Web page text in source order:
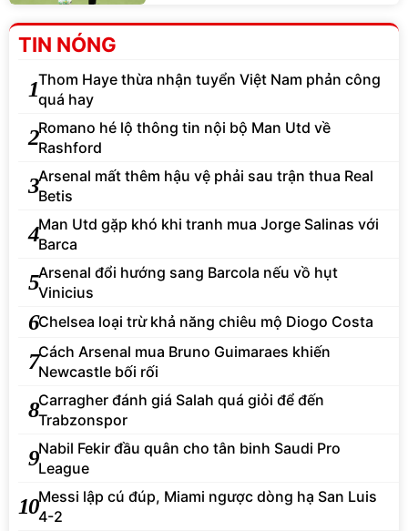
TIN NÓNG
1Thom Haye thừa nhận tuyển Việt Nam phản công
quá hay
2Romano hé lộ thông tin nội bộ Man Utd về
Rashford
3Arsenal mất thêm hậu vệ phải sau trận thua Real
Betis
4Man Utd gặp khó khi tranh mua Jorge Salinas với
Barca
5Arsenal đổi hướng sang Barcola nếu vồ hụt
Vinicius
6Chelsea loại trừ khả năng chiêu mộ Diogo Costa
7Cách Arsenal mua Bruno Guimaraes khiến
Newcastle bối rối
8Carragher đánh giá Salah quá giỏi để đến
Trabzonspor
9Nabil Fekir đầu quân cho tân binh Saudi Pro
League
10Messi lập cú đúp, Miami ngược dòng hạ San Luis
4-2